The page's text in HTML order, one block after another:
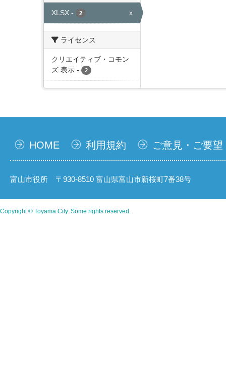
XLSX - 2 x
ライセンス
クリエイティブ・コモン
ズ 表示 - 2
HOME 利用規約 ご意見・ご要望
富山市役所 〒930-8510 富山県富山市新桜町7番38号
Copyright © Toyama City. Some rights reserved.